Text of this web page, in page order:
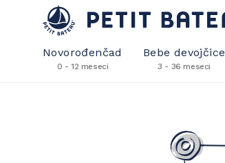
Novorođenčad
0 - 12 meseci
Bebe devojčice
3 - 36 meseci